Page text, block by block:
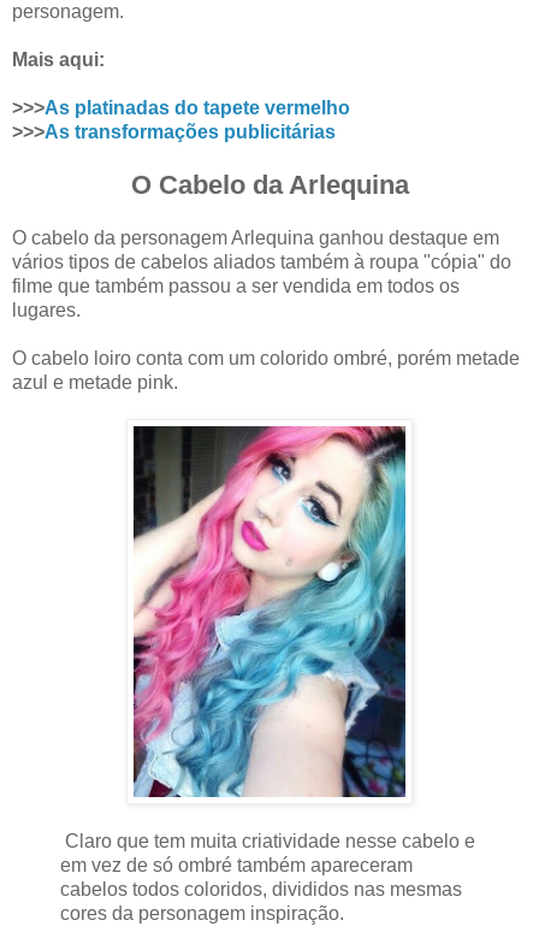
personagem.
Mais aqui:
>>>As platinadas do tapete vermelho
>>>As transformações publicitárias
O Cabelo da Arlequina
O cabelo da personagem Arlequina ganhou destaque em
vários tipos de cabelos aliados também à roupa "cópia" do
filme que também passou a ser vendida em todos os
lugares.
O cabelo loiro conta com um colorido ombré, porém metade
azul e metade pink.
Claro que tem muita criatividade nesse cabelo e
em vez de só ombré também apareceram
cabelos todos coloridos, divididos nas mesmas
cores da personagem inspiração.